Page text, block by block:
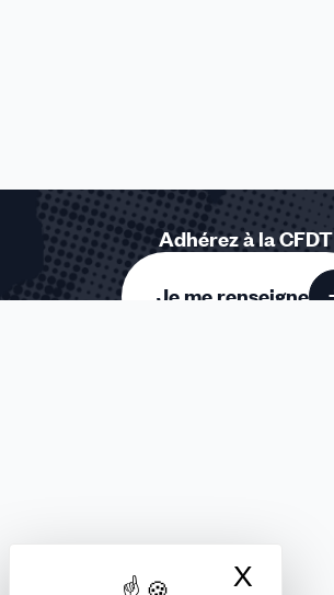
X
Adhérez à la CFDT
Je me renseigne